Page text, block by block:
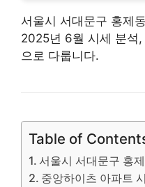
서울시 서대문구 홍제
2025년 6월 시세 분석
으로 다룹니다.
Table of
서울시 서대문구 홍
중앙하이츠 아파트